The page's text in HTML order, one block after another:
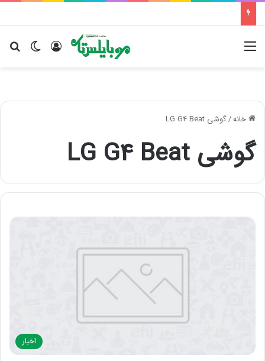
تغییر ورود
خانه/گوشی LG G4 Beat
گوشی LG G4 Beat
اخبار